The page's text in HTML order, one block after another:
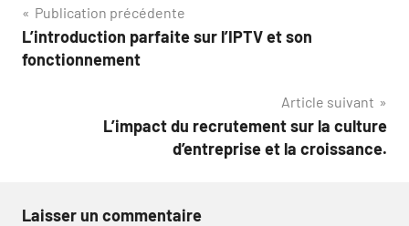
Navigation
de
Publication précédente
L’introduction parfaite sur l’IPTV et son
fonctionnement
Article suivant
L’impact du recrutement sur la culture
d’entreprise et la croissance.
Laisser un commentaire